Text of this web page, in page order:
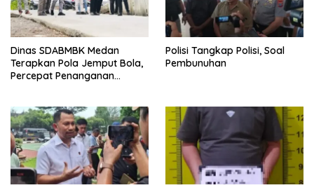
Dinas SDABMBK Medan
Terapkan Pola Jemput Bola,
Percepat Penanganan
Polisi Tangkap Polisi, Soal
Pembunuhan